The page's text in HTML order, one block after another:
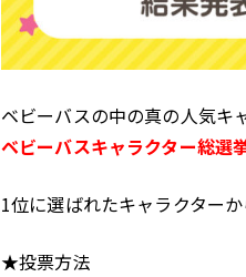
ベビーバスの中の真の人気キ
ベビーバスキャラクター総選
1位に選ばれたキャラクター
★投票方法